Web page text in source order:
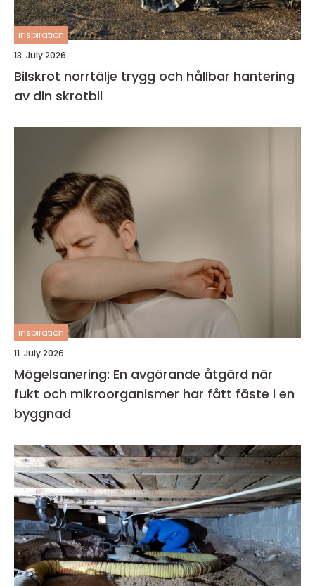
inspiration
13. July 2026
Bilskrot norrtälje trygg och hållbar hantering
av din skrotbil
inspiration
11. July 2026
Mögelsanering: En avgörande åtgärd när
fukt och mikroorganismer har fått fäste i en
byggnad